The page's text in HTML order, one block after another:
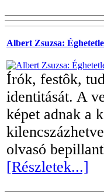
Albert Zsuzsa:
Írók, festôk,
identitását. A
képet adnak a
olvasó
[Részletek...]